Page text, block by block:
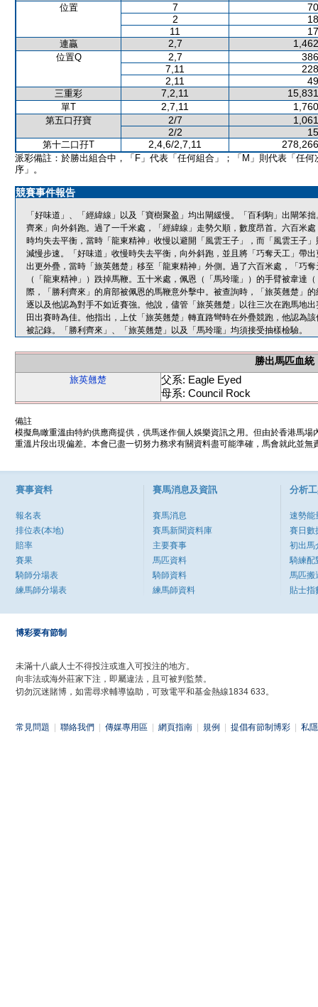
位置 7
2
11
連贏 2,7
位置Q 2,7
7,11
2,11
三重彩 7,2,11
單T 2,7,11
第五口孖寶 2/7
2/2
第十二口孖T 2,4,6/2,7,11
派彩備註：於勝出組合中，「F」代表「任何組合」；「M」則代表「任何
序」。
競賽事件報告
「好味道」、「經緯線」以及「寶樹聚盈」均出閘緩慢。「百利駒」出閘笨
齊來」向外斜跑。過了一千米處，「經緯線」走勢欠順，數度昂首。六百米
時均失去平衡，當時「龍東精神」收慢以避開「風雲王子」，而「風雲王子
減慢步速。「好味道」收慢時失去平衡，向外斜跑，並且將「巧奪天工」帶
出更外疊，當時「旅英翹楚」移至「龍東精神」外側。過了六百米處，「巧
（「龍東精神」）跌掉馬鞭。五十米處，佩恩（「馬玲瓏」）的手臂被韋達
際，「勝利齊來」的肩部被佩恩的馬鞭意外擊中。被查詢時，「旅英翹楚」
逐以及他認為對手不如近賽強。他說，儘管「旅英翹楚」以往三次在跑馬地
田出賽時為佳。他指出，上仗「旅英翹楚」轉直路彎時在外疊競跑，他認為
被記錄。「勝利齊來」、「旅英翹楚」以及「馬玲瓏」均須接受抽樣檢驗。
勝出馬匹血統
旅英翹楚
父系: Eagle Eyed
母系: Council Rock
備註
模擬鳥瞰重溫由特約供應商提供，供馬迷作個人娛樂資訊之用。但由於香港馬
重溫片段出現偏差。本會已盡一切努力務求有關資料盡可能準確，馬會就此並
賽事資料
報名表
排位表(本地)
賠率
賽果
騎師分場表
練馬師分場表
賽馬消息及資訊
賽馬消息
賽馬新聞資料庫
主要賽事
馬匹資料
騎師資料
練馬師資料
分析
速勢能
賽日數
初出馬
騎練配
馬匹搬
貼士指
博彩要有節制
未滿十八歲人士不得投注或進入可投注的地方。
向非法或海外莊家下注，即屬違法，且可被判監禁。
切勿沉迷賭博，如需尋求輔導協助，可致電平和基金熱線1834 633。
常見問題 聯絡我們 傳媒專用區 網頁指南 規例 提倡有節制博彩 私